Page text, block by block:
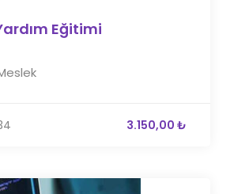
Eğitimi
3.150,00 ₺